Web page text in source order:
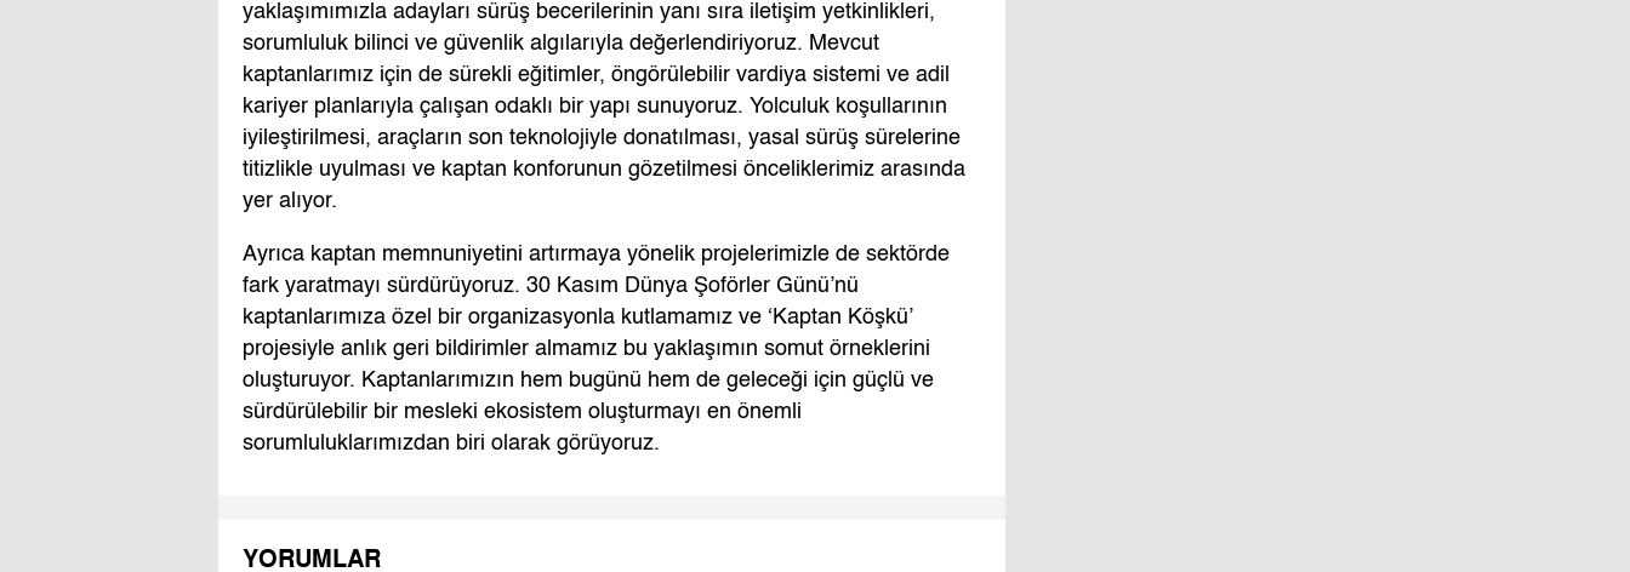
yaklaşımımızla adayları sürüş becerilerinin yanı sıra iletişim yetkinlikleri,
sorumluluk bilinci ve güvenlik algılarıyla değerlendiriyoruz. Mevcut
kaptanlarımız için de sürekli eğitimler, öngörülebilir vardiya sistemi ve adil
kariyer planlarıyla çalışan odaklı bir yapı sunuyoruz. Yolculuk koşullarının
iyileştirilmesi, araçların son teknolojiyle donatılması, yasal sürüş sürelerine
titizlikle uyulması ve kaptan konforunun gözetilmesi önceliklerimiz arasında
yer alıyor.
Ayrıca kaptan memnuniyetini artırmaya yönelik projelerimizle de sektörde
fark yaratmayı sürdürüyoruz. 30 Kasım Dünya Şoförler Günü’nü
kaptanlarımıza özel bir organizasyonla kutlamamız ve ‘Kaptan Köşkü’
projesiyle anlık geri bildirimler almamız bu yaklaşımın somut örneklerini
oluşturuyor. Kaptanlarımızın hem bugünü hem de geleceği için güçlü ve
sürdürülebilir bir mesleki ekosistem oluşturmayı en önemli
sorumluluklarımızdan biri olarak görüyoruz.
YORUMLAR